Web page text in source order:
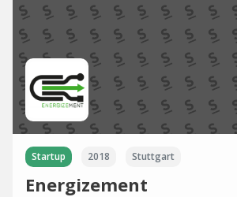
Startup 2018 Stuttgart
Energizement